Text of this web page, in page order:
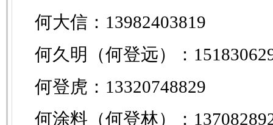
何大信：13982403819
何久明（何登远）：
何登虎：13320748829
何涂料（何登林）：